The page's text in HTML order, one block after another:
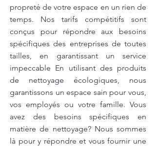
propreté de votre espace en un rien de
temps. Nos tarifs compétitifs sont
conçus pour répondre aux besoins
spécifiques des entreprises de toutes
tailles, en garantissant un service
impeccable En utilisant des produits
de nettoyage écologiques, nous
garantissons un espace sain pour vous,
vos employés ou votre famille. Vous
avez des besoins spécifiques en
matière de nettoyage? Nous sommes
là pour y répondre et vous fournir une